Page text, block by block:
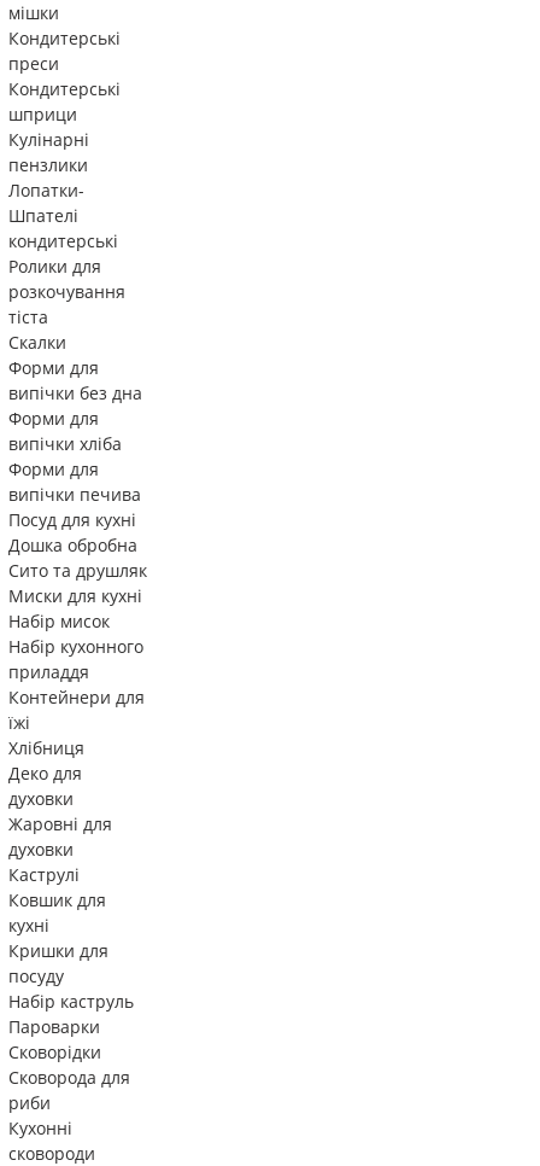
мішки
Кондитерські
преси
Кондитерські
шприци
Кулінарні
пензлики
Лопатки-
Шпателі
кондитерські
Ролики для
розкочування
тіста
Скалки
Форми для
випічки без дна
Форми для
випічки хліба
Форми для
випічки печива
Посуд для кухні
Дошка обробна
Сито та друшляк
Миски для кухні
Набір мисок
Набір кухонного
приладдя
Контейнери для
їжі
Хлібниця
Деко для
духовки
Жаровні для
духовки
Каструлі
Ковшик для
кухні
Кришки для
посуду
Набір каструль
Пароварки
Сковорідки
Сковорода для
риби
Кухонні
сковороди